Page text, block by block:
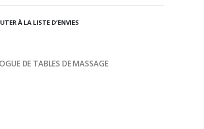
À LA LISTE D’ENVIES
DE TABLES DE MASSAGE